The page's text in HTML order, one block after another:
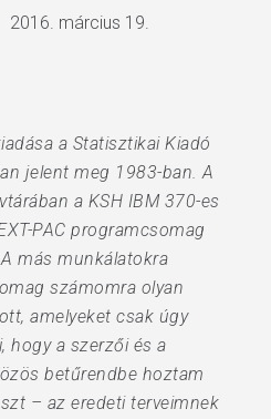
2016. március 19.
a Statisztikai Kiadó
jelent meg 1983-ban. A
a KSH IBM 370-es
PAC programcsomag
más munkálatokra
számomra olyan
amelyeket csak úgy
hogy a szerzői és a
betűrendbe hoztam
– az eredeti terveimnek